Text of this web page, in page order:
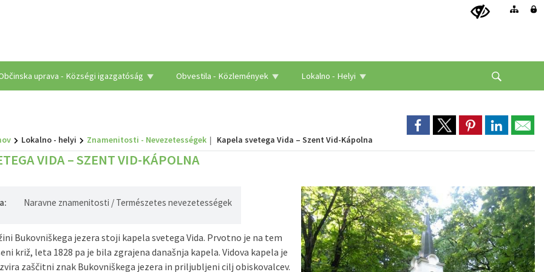
uprava - Községi igazgatóság Obvestila - Közlemények Lokalno - Helyi
Lokalno - helyi Znamenitosti - Nevezetességek Kapela svetega Vida – Szent Vid-Kápolna
VIDA – SZENT VID-KÁPOLNA
Naravne znamenitosti / Természetes nevezetességek
Bukovniškega jezera stoji kapela svetega Vida. Prvotno je na tem
križ, leta 1828 pa je bila zgrajena današnja kapela. Vidova kapela je
zaščitni znak Bukovniškega jezera in priljubljeni cilj obiskovalcev.